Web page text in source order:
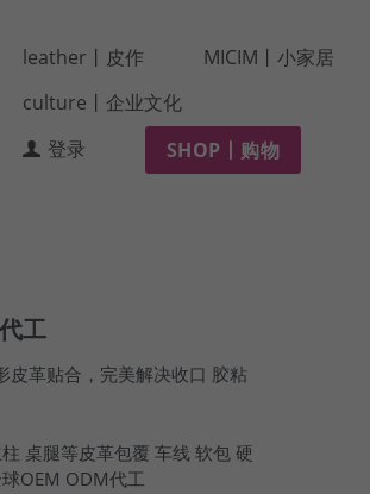
leather丨皮作 MICIM丨小家居
culture丨企业文化
登录
SHOP丨购物
工
皮革贴合，完美解决收口 胶粘
桌腿等皮革包覆 车线 软包 硬
OEM ODM代工